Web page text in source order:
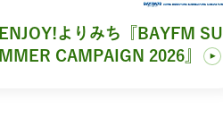
ENJOY!よりみち『BAYFM SU
MMER CAMPAIGN 2026』